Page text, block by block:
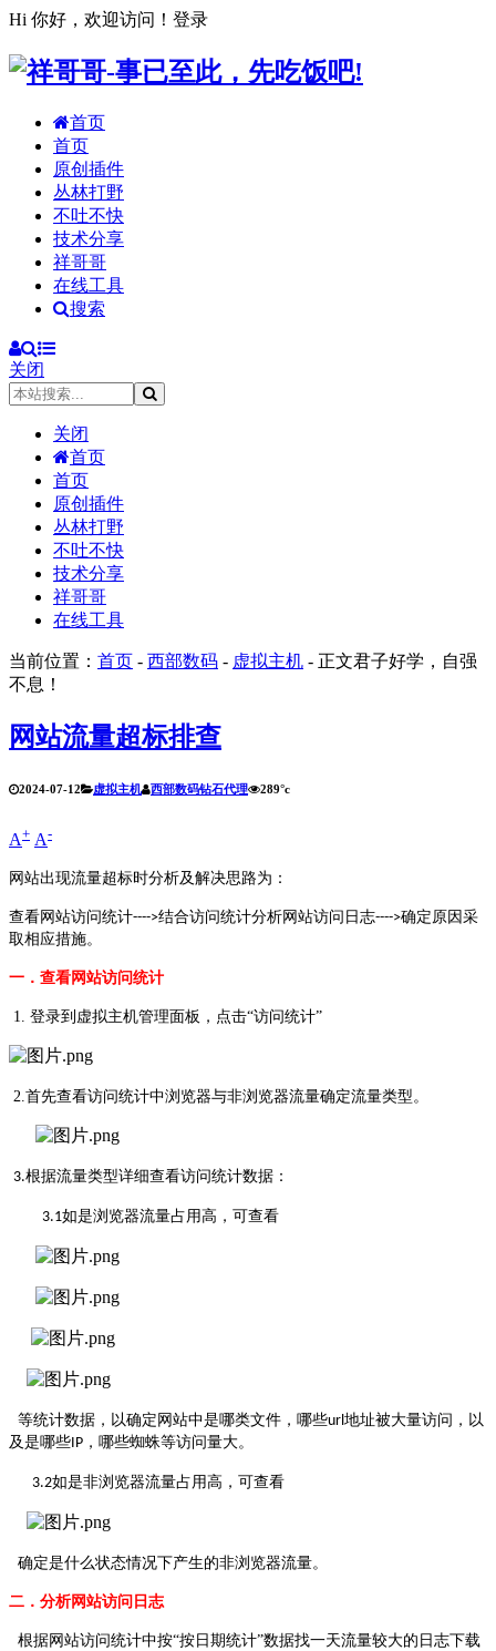
Hi 你好，欢迎访问！ 登录
首页
首页
原创插件
丛林打野
不吐不快
技术分享
祥哥哥
在线工具
搜索
关闭
关闭
首页
首页
原创插件
丛林打野
不吐不快
技术分享
祥哥哥
在线工具
当前位置： 首页 - 西部数码 - 虚拟主机 - 正文君子好学，自强
不息！
网站流量超标排查
2024-07-12 虚拟主机 西部数码钻石代理 289°c
A+ A-
网站出现流量超标时分析及解决思路为：
查看网站访问统计---->结合访问统计分析网站访问日志---->确定原因采
取相应措施。
一．查看网站访问统计
1. 登录到虚拟主机管理面板，点击“访问统计”
2. 首先查看访问统计中浏览器与非浏览器流量确定流量类型。
3.根据流量类型详细查看访问统计数据：
3.1如是浏览器流量占用高，可查看
等统计数据，以确定网站中是哪类文件，哪些url 地址被大量访问，以
及是哪些 IP ，哪些蜘蛛等访问量大。
3.2如是非浏览器流量占用高，可查看
确定是什么状态情况下产生的非浏览器流量。
二．分析网站访问日志
根据网站访问统计中按“按日期统计”数据找一天流量较大的日志下载